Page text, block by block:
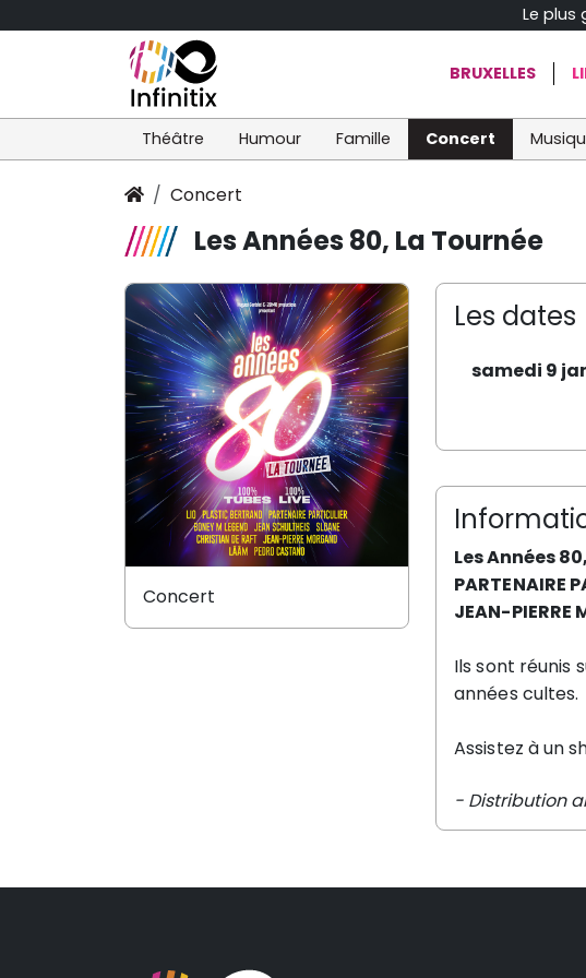
Le plus
BRUXELLES
Théâtre Humour Famille Concert
Concert
Les Années 80, La Tournée
Les dates
samedi 9
Les Années
PARTENAIRE
JEAN-PIERRE
Ils sont réunis
années cultes.
Assistez à un
- Distribution
Concert